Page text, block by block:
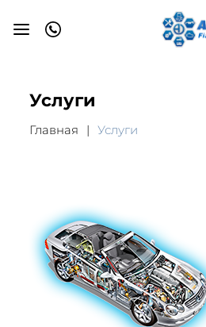
Услуги
Главная Услуги